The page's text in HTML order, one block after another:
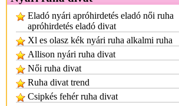
Eladó nyári apróhirdetés eladó női ruha
apróhirdetés eladó divat
Xl es olasz kék nyári ruha alkalmi ruha
Allison nyári ruha divat
Női ruha divat
Ruha divat trend
Csipkés fehér ruha divat